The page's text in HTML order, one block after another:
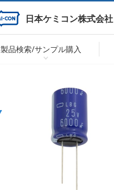
日本ケミコン株式会社
製品検索/サンプル購入